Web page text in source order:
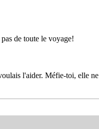
de toute le voyage!
l'aider. Méfie-toi, elle ne